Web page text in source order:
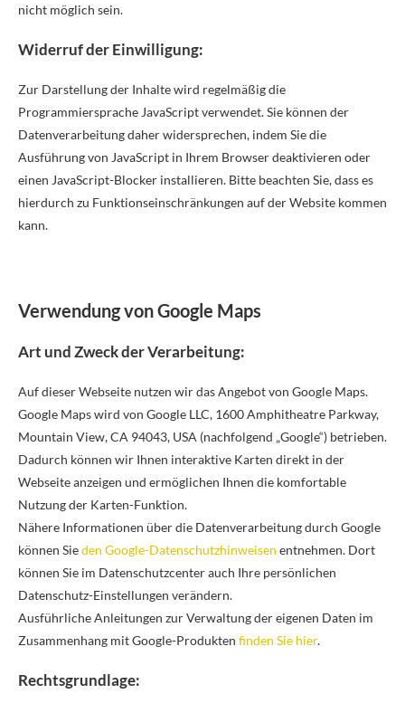
nicht möglich sein.
Widerruf der Einwilligung:
Zur Darstellung der Inhalte wird regelmäßig die
Programmiersprache JavaScript verwendet. Sie können der
Datenverarbeitung daher widersprechen, indem Sie die
Ausführung von JavaScript in Ihrem Browser deaktivieren oder
einen JavaScript-Blocker installieren. Bitte beachten Sie, dass es
hierdurch zu Funktionseinschränkungen auf der Website kommen
kann.
Verwendung von Google Maps
Art und Zweck der Verarbeitung:
Auf dieser Webseite nutzen wir das Angebot von Google Maps.
Google Maps wird von Google LLC, 1600 Amphitheatre Parkway,
Mountain View, CA 94043, USA (nachfolgend „Google“) betrieben.
Dadurch können wir Ihnen interaktive Karten direkt in der
Webseite anzeigen und ermöglichen Ihnen die komfortable
Nutzung der Karten-Funktion.
Nähere Informationen über die Datenverarbeitung durch Google
können Sieden Google-Datenschutzhinweisen entnehmen. Dort
können Sie im Datenschutzcenter auch Ihre persönlichen
Datenschutz-Einstellungen verändern.
Ausführliche Anleitungen zur Verwaltung der eigenen Daten im
Zusammenhang mit Google-Produkten finden Sie hier.
Rechtsgrundlage: